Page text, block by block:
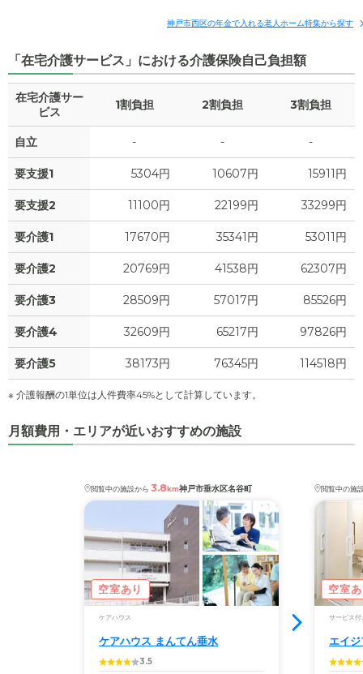
5.4 万円
食費 ? 2.7 万円
水道・光熱費
?
その他 3.3
介護保険料 -
家賃 8.4
管理費 ? 5.4 万円
食費 ? 2.6
水道・光熱費 0 万円
上乗せ介護費 ? 0 万円
その他 1.1
介護保険料 - 万円
神戸市西区の年金で入れる老人ホーム特集から探す
「在宅介護サービス」における介護保険自己負担額
在宅介護サー
ビス
1割負担 2割負担 3割負担
自立 - - -
要支援1 5304円 10607円 15911円
要支援2 11100円 22199円 33299円
要介護1 17670円 35341円 53011円
要介護2 20769円 41538円 62307円
要介護3 28509円 57017円 85526円
要介護4 32609円 65217円 97826円
要介護5 38173円 76345円 114518円
※ 介護報酬の1単位は人件費率45%として計算しています。
月額費用・エリアが近いおすすめの施設
閲覧中の施設から 3.8km神戸市垂水区名谷町
空室あり
ケアハウス
ケアハウス まんてん垂水
3.5
閲覧中の施
空室
サービス付
エイ